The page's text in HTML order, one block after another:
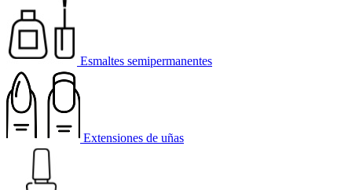
Esmaltes semipermanentes
Extensiones de uñas